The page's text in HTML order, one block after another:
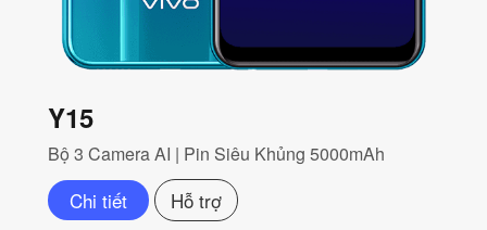
Y15
Bộ 3 Camera AI | Pin Siêu Khủng 5000mAh
Chi tiết Hỗ trợ